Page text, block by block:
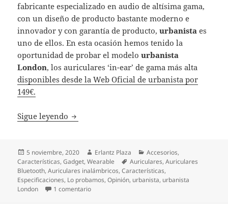
fabricante especializado en audio de altísima gama,
con un diseño de producto bastante moderno e
innovador y con garantía de producto,urbanista es
uno de ellos. En esta ocasión hemos tenido la
oportunidad de probar el modelourbanista
London, los auriculares ‘in-ear’ de gama más alta
disponibles desde la Web Oficial de urbanista por
149€.
Sigue leyendo urbanista London, probamos los
Publicado
el
5 noviembre, 2020 Autor
Erlantz Plaza Categorías
Accesorios,
Características,Gadget,Wearable Etiquetas
Auriculares,Auriculares
Bluetooth,Auriculares inalámbricos,Características,
Especificaciones, Lo probamos,Opinión, urbanista, urbanista
London
1 comentarioen urbanista London, probamos los auriculares